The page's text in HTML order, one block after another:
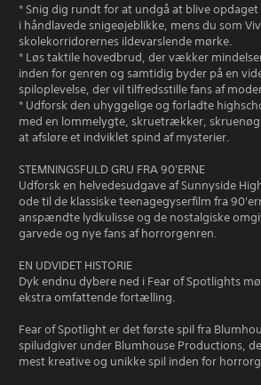
* Snig dig rundt for at undgå at blive
i håndlavede snigeøjeblikke, mens du som
skolekorridorernes ildevarslende mørke.
* Løs taktile hovedbrud, der vækker
inden for genren og samtidig byder på en
spiloplevelse, der vil tilfredsstille fans af
* Udforsk den uhyggelige og forladte
med en lommelygte, skruetrækker,
at afsløre et indviklet spind af mysterier.
STEMNINGSFULD GRU FRA 90'ERNE
Udforsk en helvedesudgave af Sunnyside
ode til de klassiske teenagegyserfilm fra
anspændte lydkulisse og de nostalgiske
garvede og nye fans af horrorgenren.
EN UDVIDET HISTORIE
Dyk endnu dybere ned i Fear of Spotlights
ekstra omfattende fortælling.
Fear of Spotlight er det første spil fra
spiludgiver under Blumhouse Productions,
mest kreative og unikke spil inden for